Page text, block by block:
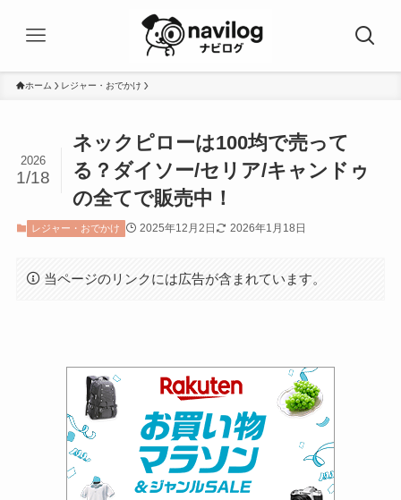
ホーム レジャー・おでかけ
ネックピローは100均で売って
る？ダイソー/セリア/キャンドゥ
の全てで販売中！
2026
1/18
レジャー・おでかけ 2025年12月2日 2026年1月18日
当ページのリンクには広告が含まれています。